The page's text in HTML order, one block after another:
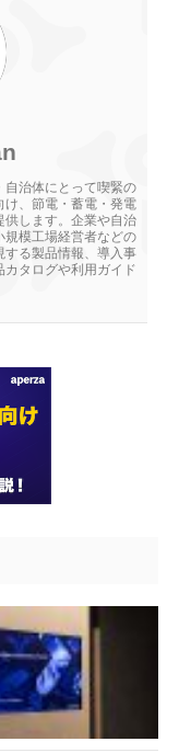
自治体にとって喫緊の
け、節電・蓄電・発電
供します。企業や自治
規模工場経営者などの
する製品情報、導入事
タログや利用ガイド